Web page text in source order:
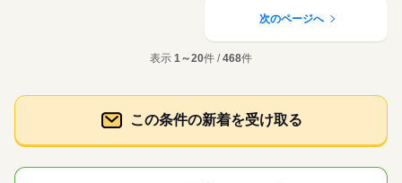
次のページへ
表示 1～20件 /468件
この条件の新着を受け取る